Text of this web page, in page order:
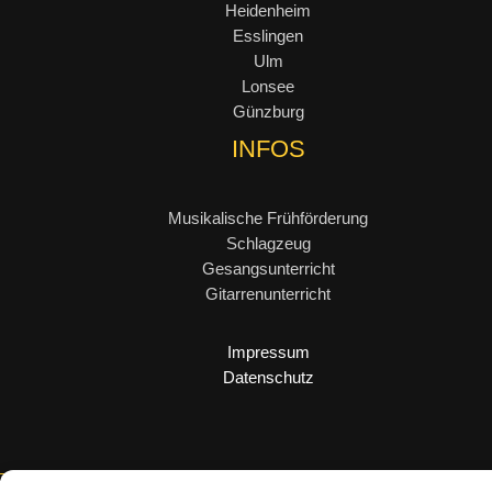
Heidenheim
Esslingen
Ulm
Lonsee
Günzburg
INFOS
Musikalische Frühförderung
Schlagzeug
Gesangsunterricht
Gitarrenunterricht
Impressum
Datenschutz